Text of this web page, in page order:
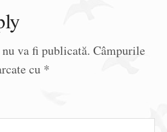
va fi publicată. Câmpurile
cu *